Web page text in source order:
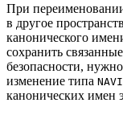
При
в другое
канонического
сохранить
безопасности,
изменение типа
канонических имен